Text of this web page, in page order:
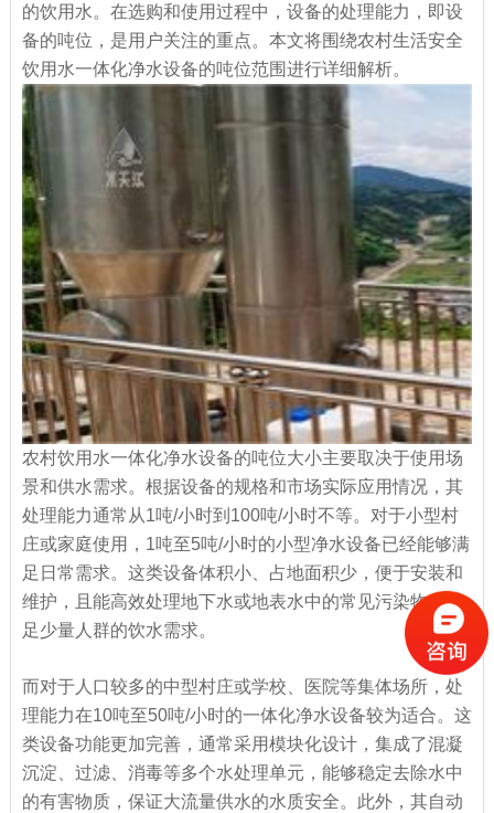
的饮用水。在选购和使用过程中，设备的处理能力，即设
备的吨位，是用户关注的重点。本文将围绕农村生活安全
饮用水一体化净水设备的吨位范围进行详细解析。
农村饮用水一体化净水设备的吨位大小主要取决于使用场
景和供水需求。根据设备的规格和市场实际应用情况，其
处理能力通常从1吨/小时到100吨/小时不等。对于小型村
庄或家庭使用，1吨至5吨/小时的小型净水设备已经能够满
足日常需求。这类设备体积小、占地面积少，便于安装和
维护，且能高效处理地下水或地表水中的常见污染物，满
足少量人群的饮水需求。
而对于人口较多的中型村庄或学校、医院等集体场所，处
理能力在10吨至50吨/小时的一体化净水设备较为适合。这
类设备功能更加完善，通常采用模块化设计，集成了混凝
沉淀、过滤、消毒等多个水处理单元，能够稳定去除水中
的有害物质，保证大流量供水的水质安全。此外，其自动